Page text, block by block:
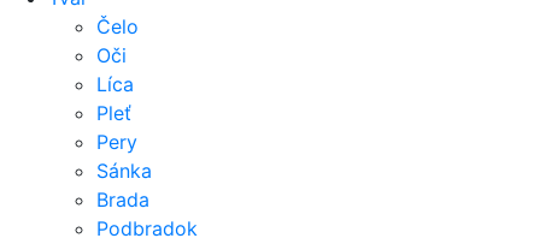
Čelo
Oči
Líca
Pleť
Pery
Sánka
Brada
Podbradok